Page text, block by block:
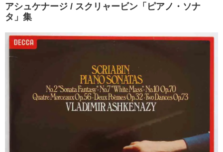
アシュケナージ / スクリャービン「ピアノ・ソナ
タ」集